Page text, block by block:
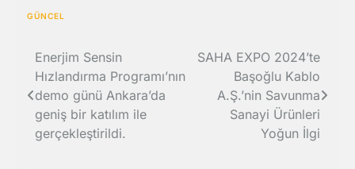
GÜNCEL
Yazı
gezinmesi
Enerjim Sensin
Hızlandırma Programı’nın
demo günü Ankara’da
geniş bir katılım ile
gerçekleştirildi.
SAHA EXPO 2024’te
Başoğlu Kablo
A.Ş.’nin Savunma
Sanayi Ürünleri
Yoğun İlgi